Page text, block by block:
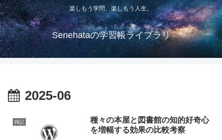
楽しもう学問。楽しもう人生。
Senehataの学習帳ライブラリ
2025-06
雑記
種々の本屋と図書館の知的好奇心
を増幅する効果の比較考察